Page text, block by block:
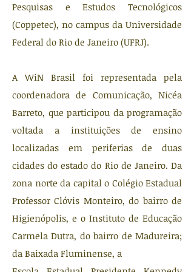
Pesquisas e Estudos Tecnológicos
(Coppetec), no campus da Universidade
Federal do Rio de Janeiro (UFRJ).
A WiN Brasil foi representada pela
coordenadora de Comunicação, Nicéa
Barreto, que participou da programação
voltada a instituições de ensino
localizadas em periferias de duas
cidades do estado do Rio de Janeiro. Da
zona norte da capital o Colégio Estadual
Professor Clóvis Monteiro, do bairro de
Higienópolis, e o Instituto de Educação
Carmela Dutra, do bairro de Madureira;
da Baixada Fluminense, a